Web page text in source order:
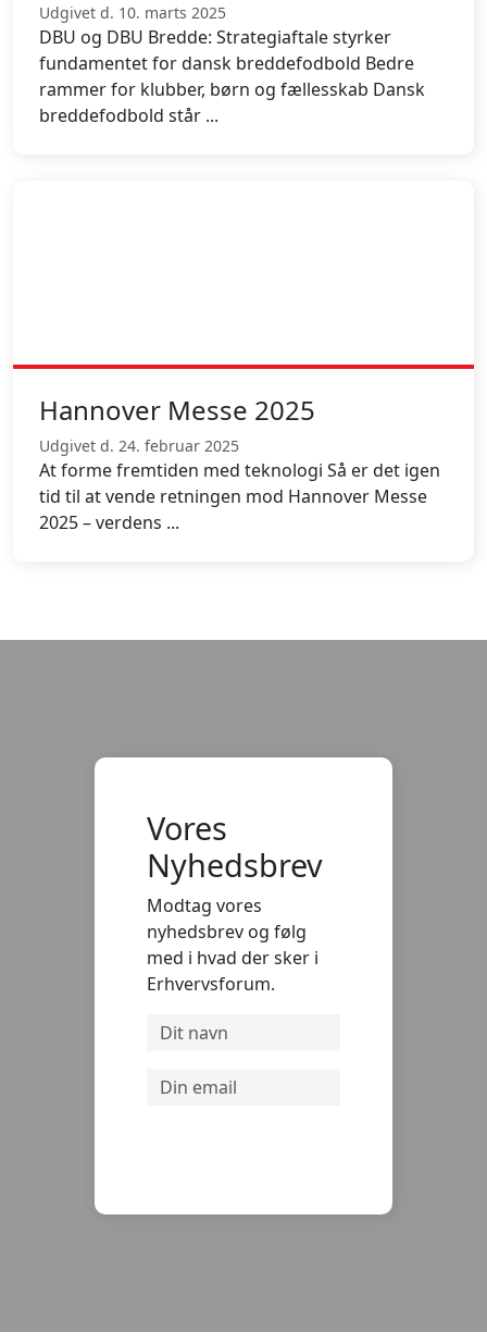
Udgivet d. 10. marts 2025
DBU og DBU Bredde: Strategiaftale styrker
fundamentet for dansk breddefodbold Bedre
rammer for klubber, børn og fællesskab Dansk
breddefodbold står ...
Hannover Messe 2025
Udgivet d. 24. februar 2025
At forme fremtiden med teknologi Så er det igen
tid til at vende retningen mod Hannover Messe
2025 – verdens ...
Vores
Nyhedsbrev
Modtag vores
nyhedsbrev og følg
med i hvad der sker i
Erhvervsforum.